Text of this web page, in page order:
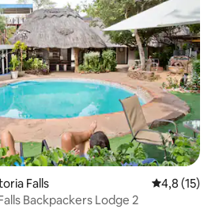
Falls 4,8 de uma
4,8 (15)
Backpackers Lodge 2